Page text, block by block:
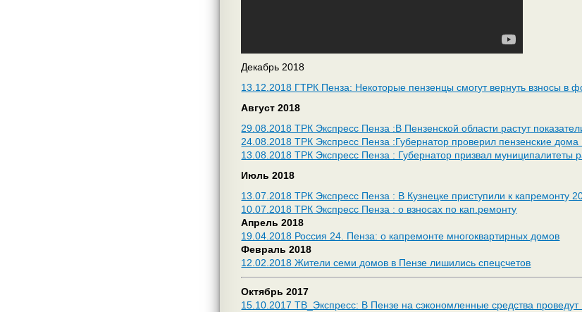
Декабрь 2018
13.12.2018 ГТРК Пенза: Некоторые пензенцы смогут вернуть взносы в
Август 2018
29.08.2018 ТРК Экспресс Пенза :В Пензенской области растут
24.08.2018 ТРК Экспресс Пенза :Губернатор проверил пензенские
13.08.2018 ТРК Экспресс Пенза : Губернатор призвал муниципалитеты
Июль 2018
13.07.2018 ТРК Экспресс Пенза : В Кузнецке приступили к капремонту
10.07.2018 ТРК Экспресс Пенза : о взносах по кап.ремонту
Апрель 2018
19.04.2018 Россия 24. Пенза: о капремонте многоквартирных домов
Февраль 2018
12.02.2018 Жители семи домов в Пензе лишились спецсчетов
Октябрь 2017
15.10.2017 ТВ_Экспресс: В Пензе на сэкономленные средства